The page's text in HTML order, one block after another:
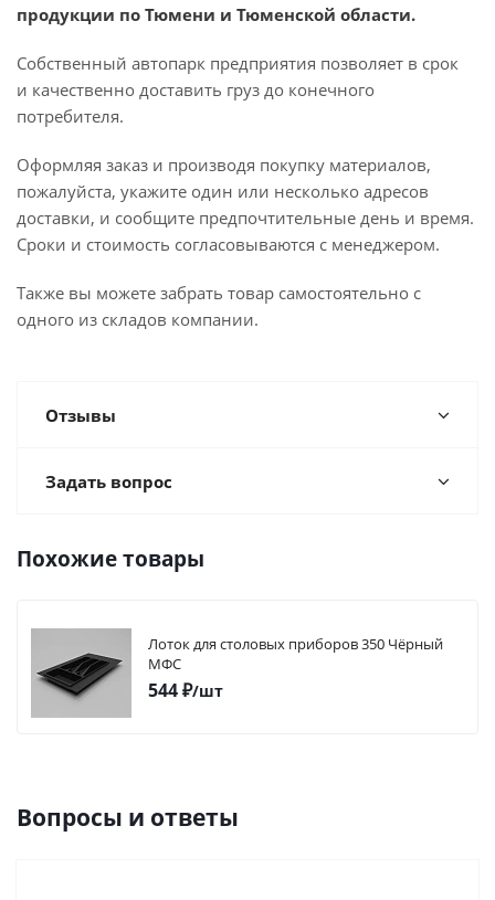
продукции по Тюмени и Тюменской области.
Собственный автопарк предприятия позволяет в срок
и качественно доставить груз до конечного
потребителя.
Оформляя заказ и производя покупку материалов,
пожалуйста, укажите один или несколько адресов
доставки, и сообщите предпочтительные день и время.
Сроки и стоимость согласовываются с менеджером.
Также вы можете забрать товар самостоятельно с
одного из складов компании.
Отзывы
Задать вопрос
Похожие товары
Лоток для столовых приборов 350 Чёрный
МФС
544₽/шт
Вопросы и ответы